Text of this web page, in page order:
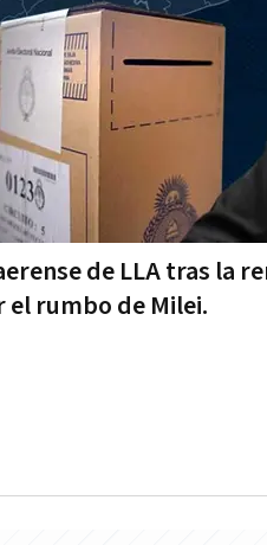
de LLA tras la
rumbo de Milei.